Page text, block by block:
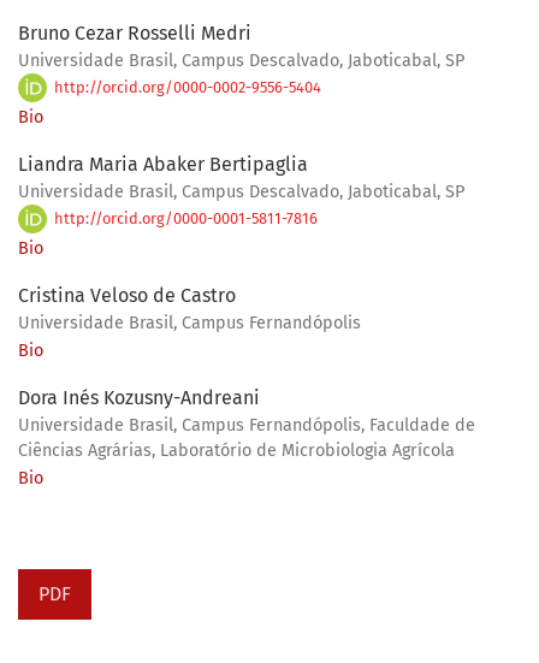
Bruno Cezar Rosselli Medri
Universidade Brasil, Campus Descalvado, Jaboticabal, SP
http://orcid.org/0000-0002-9556-5404
Bio
Liandra Maria Abaker Bertipaglia
Universidade Brasil, Campus Descalvado, Jaboticabal, SP
http://orcid.org/0000-0001-5811-7816
Bio
Cristina Veloso de Castro
Universidade Brasil, Campus Fernandópolis
Bio
Dora Inés Kozusny-Andreani
Universidade Brasil, Campus Fernandópolis, Faculdade de
Ciências Agrárias, Laboratório de Microbiologia Agrícola
Bio
PDF